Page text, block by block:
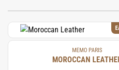
MEMO PARIS
MOROCCAN